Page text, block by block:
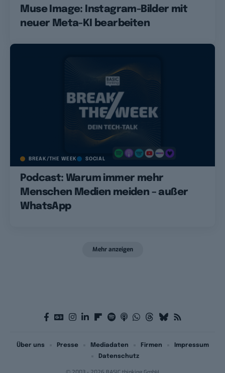
Muse Image: Instagram-Bilder mit
neuer Meta-KI bearbeiten
BREAK/THE WEEK SOCIAL
Podcast: Warum immer mehr
Menschen Medien meiden – außer
WhatsApp
Mehr anzeigen
Über uns Presse Mediadaten Firmen
Impressum
Datenschutz